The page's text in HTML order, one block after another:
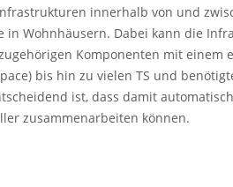
innerhalb von und
in Wohnhäusern. Dabei kann die
Komponenten mit einem
bis hin zu vielen TS und
ist, dass damit
zusammenarbeiten können.